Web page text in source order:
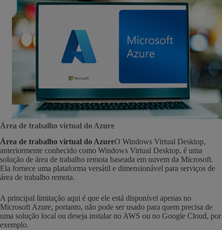
Área de trabalho virtual do Azure
Área de trabalho virtual do AzureO Windows Virtual Desktop,
anteriormente conhecido como Windows Virtual Desktop, é uma
solução de área de trabalho remota baseada em nuvem da Microsoft.
Ela fornece uma plataforma versátil e dimensionável para serviços de
área de trabalho remota.
A principal limitação aqui é que ele está disponível apenas no
Microsoft Azure, portanto, não pode ser usado para quem precisa de
uma solução local ou deseja instalar no AWS ou no Google Cloud, por
exemplo.